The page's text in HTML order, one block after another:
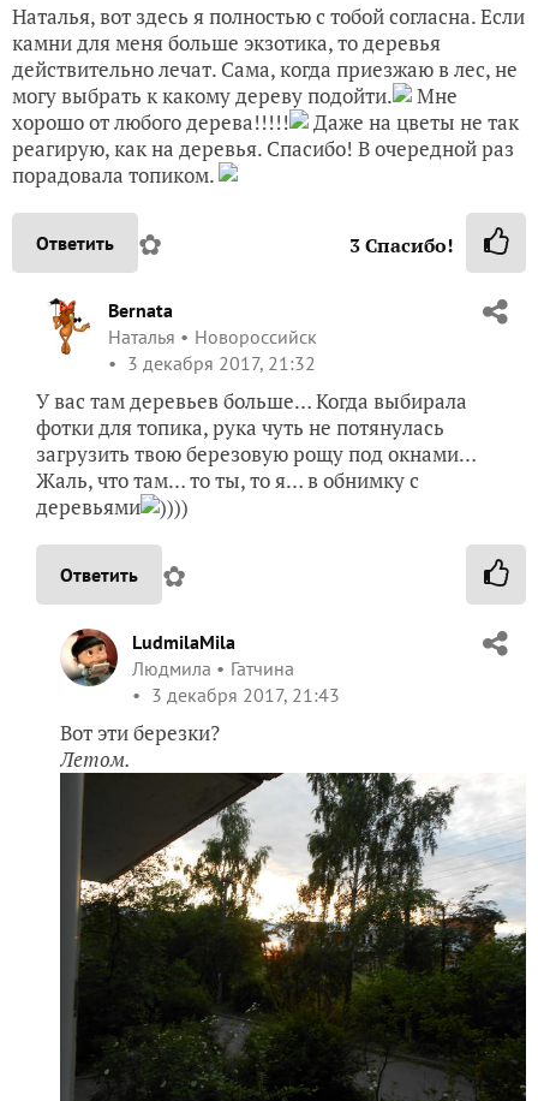
Наталья, вот здесь я полностью с тобой согласна. Если
камни для меня больше экзотика, то деревья
действительно лечат. Сама, когда приезжаю в лес, не
могу выбрать к какому дереву подойти.
Мне
хорошо от любого дерева!!!!!
Даже на цветы не так
реагирую, как на деревья. Спасибо! В очередной раз
порадовала топиком.
Ответить ✿ 3Спасибо!
Bernata
Наталья
Новороссийск
3 декабря 2017, 21:32
У вас там деревьев больше… Когда выбирала
фотки для топика, рука чуть не потянулась
загрузить твою березовую рощу под окнами…
Жаль, что там… то ты, то я… в обнимку с
деревьями
))))
Ответить ✿
LudmilaMila
Людмила
Гатчина
3 декабря 2017, 21:43
Вот эти березки?
Летом.